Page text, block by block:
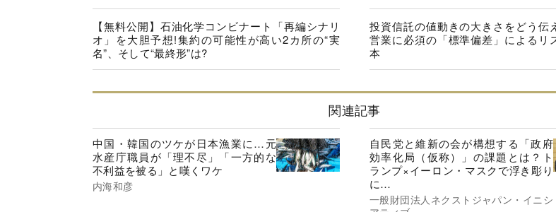
【無料公開】石油化学コンビナート「再編シナリ
オ」を大胆予想!集約の可能性が高い2カ所の“実
名”、そして“最終形”は?
投資信託の値動きの大きさをどう伝
営業に必須の「標準偏差」によるリ
本
関連記事
中国・韓国のツケが日本漁業に…元
水産庁職員が「理不尽」「一方的な
不利益を被る」と嘆くワケ
内海和彦
自民党と維新の会が構想する「政府
効率化局（仮称）」の課題とは？ト
ランプ×イーロン・マスクで浮き彫り
に…
一般財団法人ネクストジャパン・イニシ